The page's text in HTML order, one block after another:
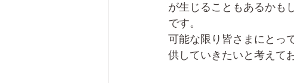
が生じることもあるかも
です。
可能な限り皆さまにとっ
供していきたいと考えて